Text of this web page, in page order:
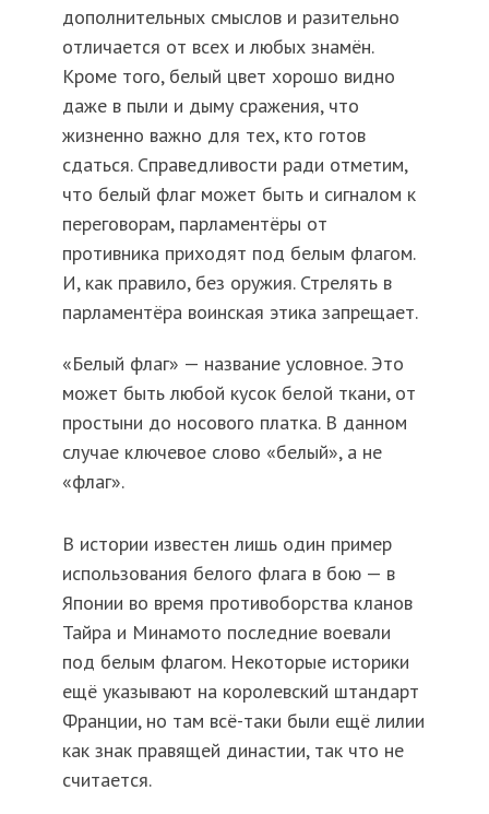
дополнительных смыслов и разительно
отличается от всех и любых знамён.
Кроме того, белый цвет хорошо видно
даже в пыли и дыму сражения, что
жизненно важно для тех, кто готов
сдаться. Справедливости ради отметим,
что белый флаг может быть и сигналом к
переговорам, парламентёры от
противника приходят под белым флагом.
И, как правило, без оружия. Стрелять в
парламентёра воинская этика запрещает.
«Белый флаг» — название условное. Это
может быть любой кусок белой ткани, от
простыни до носового платка. В данном
случае ключевое слово «белый», а не
«флаг».
В истории известен лишь один пример
использования белого флага в бою — в
Японии во время противоборства кланов
Тайра и Минамото последние воевали
под белым флагом. Некоторые историки
ещё указывают на королевский штандарт
Франции, но там всё-таки были ещё лилии
как знак правящей династии, так что не
считается.